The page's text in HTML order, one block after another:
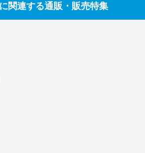
関連する通販・販売特集